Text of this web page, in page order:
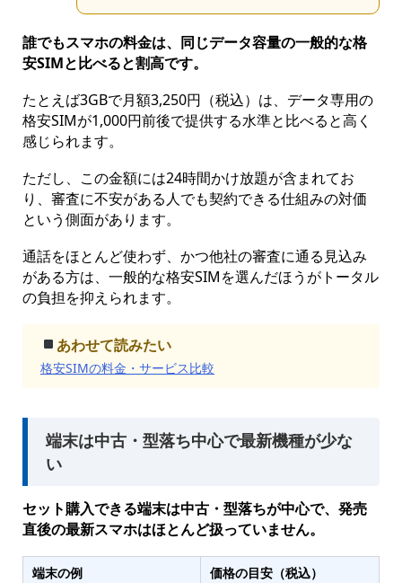
誰でもスマホの料金は、同じデータ容量の一般的な格
安SIMと比べると割高です。
たとえば3GBで月額3,250円（税込）は、データ専用の
格安SIMが1,000円前後で提供する水準と比べると高く
感じられます。
ただし、この金額には24時間かけ放題が含まれてお
り、審査に不安がある人でも契約できる仕組みの対価
という側面があります。
通話をほとんど使わず、かつ他社の審査に通る見込み
がある方は、一般的な格安SIMを選んだほうがトータル
の負担を抑えられます。
あわせて読みたい
格安SIMの料金・サービス比較
端末は中古・型落ち中心で最新機種が少な
い
セット購入できる端末は中古・型落ちが中心で、発売
直後の最新スマホはほとんど扱っていません。
端末の例
価格の目安（税込）